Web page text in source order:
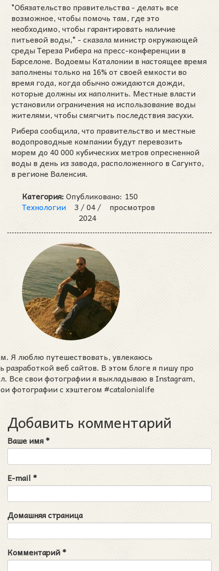
"Обязательство правительства - делать все
возможное, чтобы помочь там, где это
необходимо, чтобы гарантировать наличие
питьевой воды," - сказала министр окружающей
среды Тереза Рибера на пресс-конференции в
Барселоне. Водоемы Каталонии в настоящее время
заполнены только на 16% от своей емкости во
время года, когда обычно ожидаются дожди,
которые должны их наполнить. Местные власти
установили ограничения на использование воды
жителями, чтобы смягчить последствия засухи.
Рибера сообщила, что правительство и местные
водопроводные компании будут перевозить
морем до 40 000 кубических метров опресненной
воды в день из завода, расположенного в Сагунто,
в регионе Валенсия.
Категория:
Технологии
Опубликовано:
3 /04 /
2024
150
просмотров
Я люблю путешествовать, увлекаюсь
веб сайтов. В этом блоге я пишу про
Все свои фотографии я выкладываю в Instagram,
фотографии с хэштегом #catalonialife
Добавить комментарий
Ваше имя*
E-mail *
Домашняя страница
Комментарий*